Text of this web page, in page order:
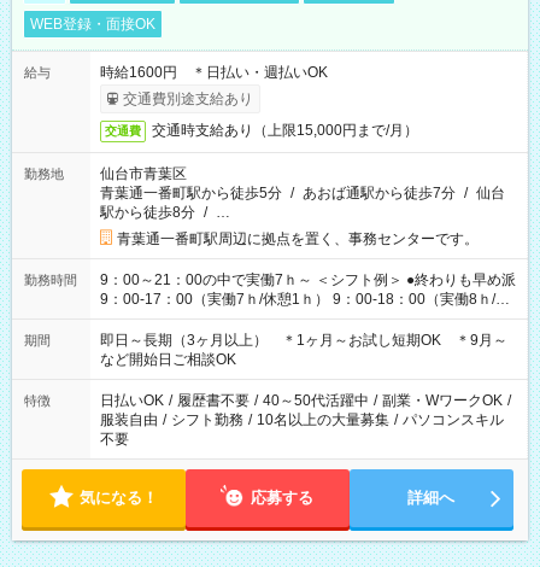
WEB登録・面接OK
給与
時給1600円 ＊日払い・週払いOK
交通費別途支給あり
交通費 交通時支給あり（上限15,000円まで/月）
勤務地
仙台市青葉区
青葉通一番町駅から徒歩5分 / あおば通駅から徒歩7分 / 仙台
駅から徒歩8分 / …
青葉通一番町駅周辺に拠点を置く、事務センターです。
勤務時間
9：00～21：00の中で実働7ｈ～ ＜シフト例＞ ●終わりも早め派
9：00-17：00（実働7ｈ/休憩1ｈ） 9：00-18：00（実働8ｈ/休
憩1ｈ） 10：00-19：00（実働8ｈ/休憩1ｈ） ●朝ゆっくり派
11：00-20：00（実働8ｈ/休憩1ｈ） 12：00-20：00（実働7ｈ/
休憩1ｈ） 12：00-21：00（実働8ｈ/休憩1ｈ） 13：00-22：
00（実働8ｈ/休憩1ｈ） ＊時間帯固定OK
期間
即日～長期（3ヶ月以上） ＊1ヶ月～お試し短期OK ＊9月～
など開始日ご相談OK
特徴 日払いOK / 履歴書不要 / 40～50代活躍中 / 副業・WワークOK /
服装自由 / シフト勤務 / 10名以上の大量募集 / パソコンスキル
不要
気になる！ 応募する 詳細へ